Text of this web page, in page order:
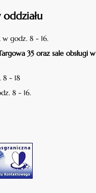
godz. 8 - 16.
35 oraz sale obsługi w
8 - 18
8 - 16.
czytaj więcej